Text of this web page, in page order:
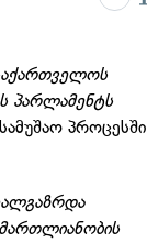
პარლამენტს
პროცესში